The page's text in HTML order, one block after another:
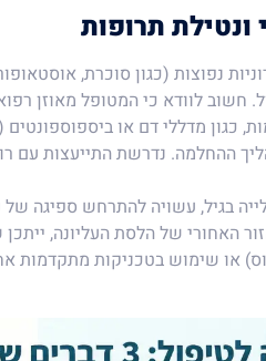
ונטילת תרופות
נפוצות (כגון סוכרת,
חשוב לוודא כי המטופל מאוזן
כגון מדללי דם או ביספוספונטים
ההחלמה. נדרשת התייעצות עם
בגיל, עשויה להתרחש ספיגה
האחורי של הלסת העליונה,
או שימוש בטכניקות מתקדמות